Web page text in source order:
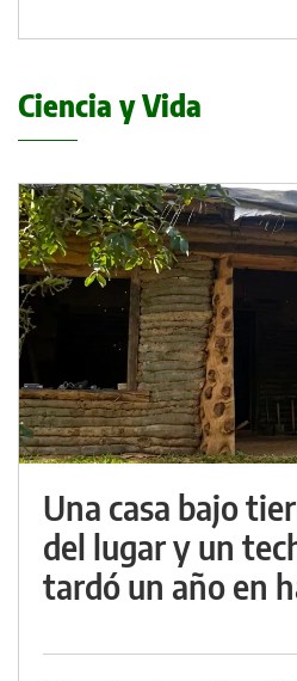
Ciencia y Vida
Una casa bajo
del lugar y un
tardó un año en